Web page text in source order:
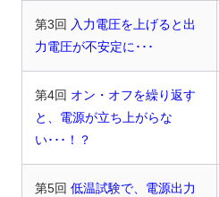
第3回 入力電圧を上げると出
力電圧が不安定に･･･
第4回 オン・オフを繰り返す
と、電源が立ち上がらな
い･･･！？
第5回低温試験で、電源出力